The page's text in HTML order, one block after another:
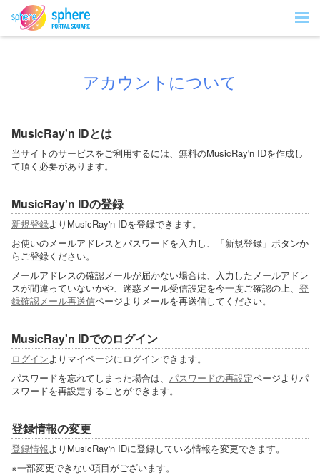
アカウントについて
MusicRay'n IDとは
当サイトのサービスをご利用するには、無料のMusicRay'n IDを作成し
て頂く必要があります。
MusicRay'n IDの登録
新規登録よりMusicRay'n IDを登録できます。
お使いのメールアドレスとパスワードを入力し、「新規登録」ボタンか
らご登録ください。
メールアドレスの確認メールが届かない場合は、入力したメールアドレ
スが間違っていないかや、迷惑メール受信設定を今一度ご確認の上、 登
録確認メール再送信ページよりメールを再送信してください。
MusicRay'n IDでのログイン
ログインよりマイページにログインできます。
パスワードを忘れてしまった場合は、 パスワードの再設定ページよりパ
スワードを再設定することができます。
登録情報の変更
登録情報よりMusicRay'n IDに登録している情報を変更できます。
※一部変更できない項目がございます。